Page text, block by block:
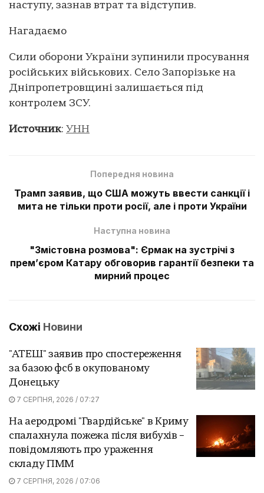
наступу, зазнав втрат та відступив.
Нагадаємо
Сили оборони України зупинили просування
російських військових. Село Запорізьке на
Дніпропетровщині залишається під
контролем ЗСУ.
Источник: УНН
Попередня новина
Трамп заявив, що США можуть ввести санкції і
мита не тільки проти росії, але і проти України
Наступна новина
"Змістовна розмова": Єрмак на зустрічі з
прем’єром Катару обговорив гарантії безпеки та
мирний процес
Схожі Новини
"АТЕШ" заявив про спостереження
за базою фсб в окупованому
Донецьку
7 СЕРПНЯ, 2026 / 07:27
На аеродромі "Гвардійське" в Криму
спалахнула пожежа після вибухів –
повідомляють про ураження
складу ПММ
7 СЕРПНЯ, 2026 / 07:06